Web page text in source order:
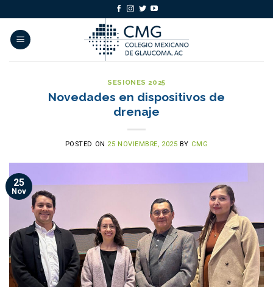
to
content
SESIONES 2025
Novedades en dispositivos de
drenaje
POSTED ON 25 NOVIEMBRE, 2025 BY CMG
25
Nov